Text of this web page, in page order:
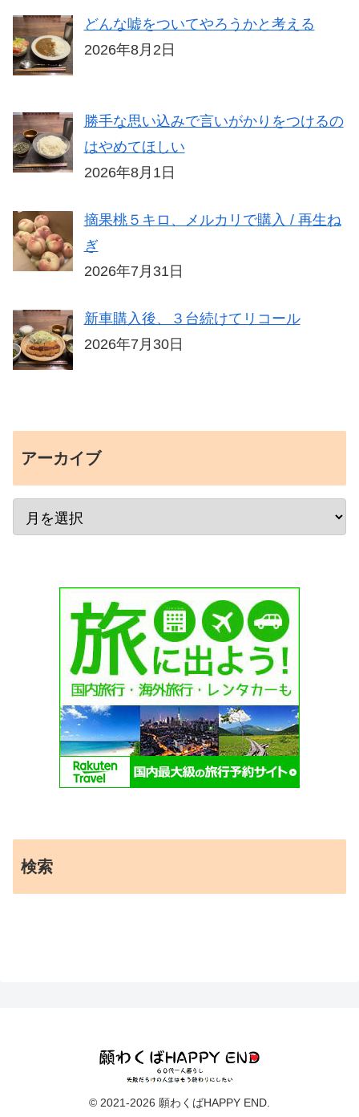
どんな嘘をついてやろうかと考える
2026年8月2日
勝手な思い込みで言いがかりをつけるの
はやめてほしい
2026年8月1日
摘果桃５キロ、メルカリで購入 / 再生ね
ぎ
2026年7月31日
新車購入後、３台続けてリコール
2026年7月30日
アーカイブ
検索
© 2021-2026 願わくばHAPPY END.